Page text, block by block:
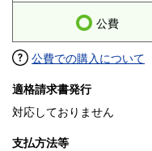
公費
公費での購入について
適格請求書発行
対応しておりません
支払方法等